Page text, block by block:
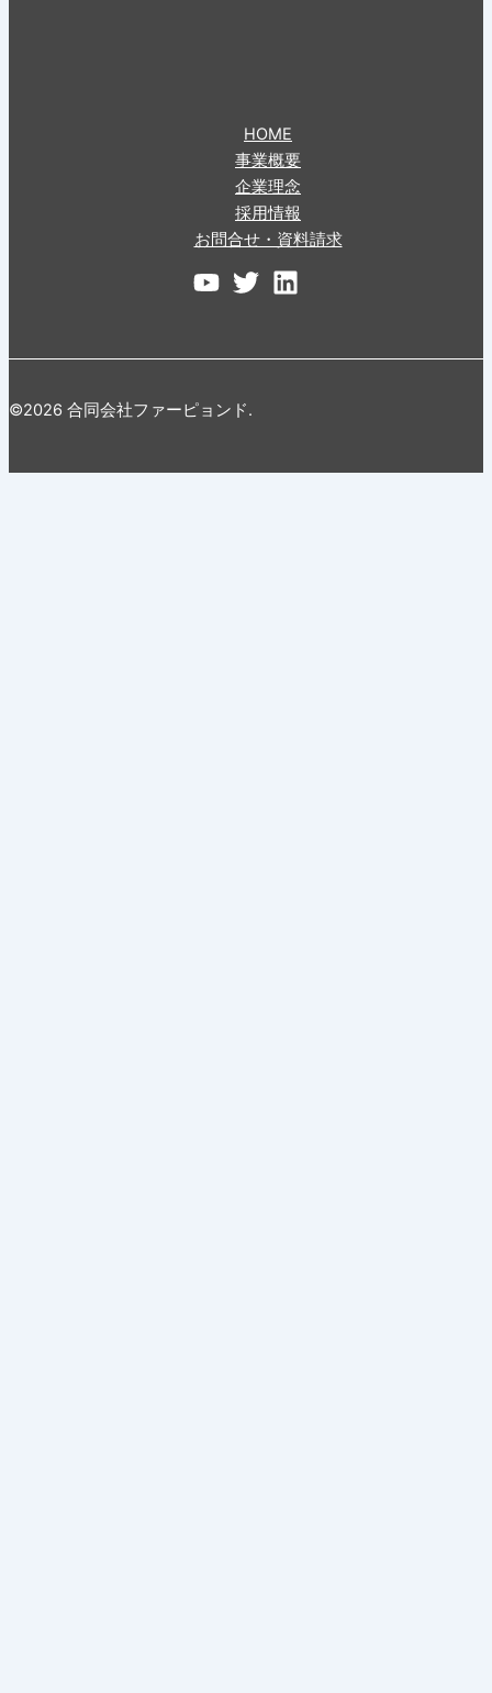
HOME
事業概要
企業理念
採用情報
お問合せ・資料請求
©2026 合同会社ファーピョンド.